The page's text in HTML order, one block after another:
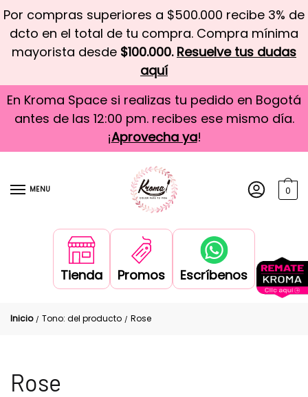
Por compras superiores a $500.000 recibe 3% de
dcto en el total de tu compra. Compra mínima
mayorista desde $100.000. Resuelve tus dudas
aquí
En Kroma Space si realizas tu pedido en Bogotá
antes de las 12:00 pm. recibes ese mismo día.
¡Aprovecha ya!
MENU 0
Tienda Promos Escríbenos
Inicio / Tono: del producto / Rose
Rose